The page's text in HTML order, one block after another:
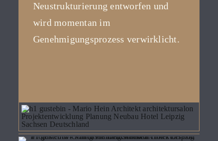
jobs
kontakt
Neustrukturierung entworfen und
wird momentan im
Genehmigungsprozess verwirklicht.